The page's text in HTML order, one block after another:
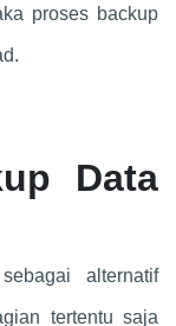
proses backup
Data
alternatif
tertentu saja